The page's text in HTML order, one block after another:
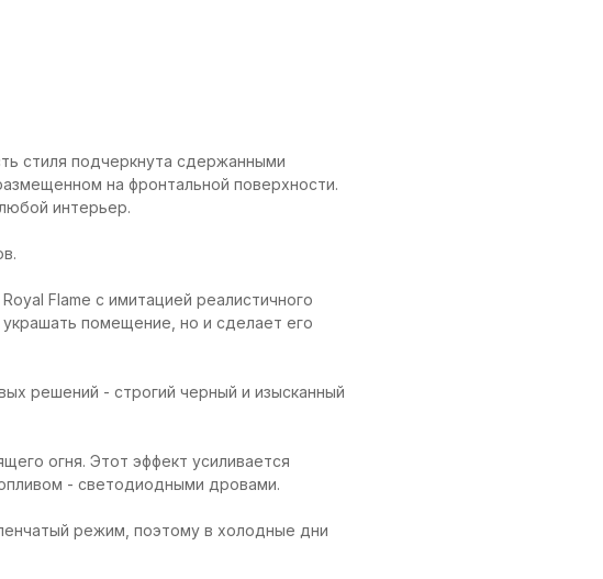
стиля подчеркнута сдержанными
на фронтальной поверхности.
интерьер.
Flame с имитацией реалистичного
помещение, но и сделает его
решений - строгий черный и изысканный
огня. Этот эффект усиливается
- светодиодными дровами.
режим, поэтому в холодные дни